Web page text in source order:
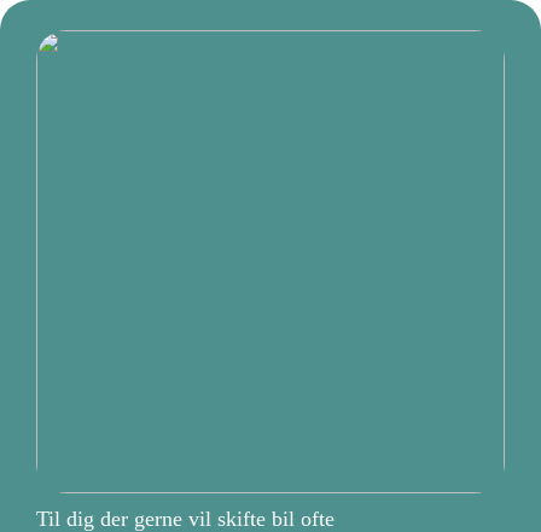
Til dig der gerne vil skifte bil ofte